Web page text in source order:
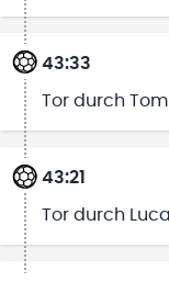
43:33
Tor durch
43:21
Tor durch